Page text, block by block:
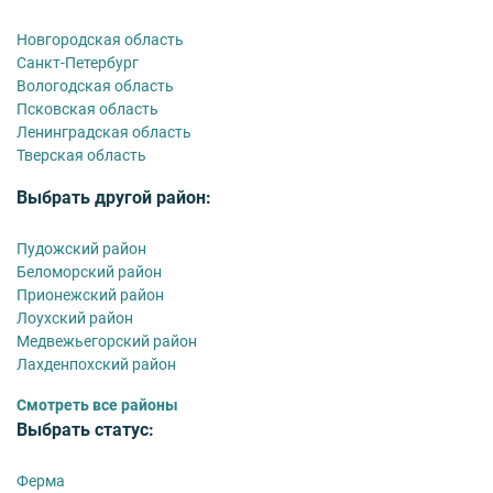
Новгородская область
Санкт-Петербург
Вологодская область
Псковская область
Ленинградская область
Тверская область
Выбрать другой район:
Пудожский район
Беломорский район
Прионежский район
Лоухский район
Медвежьегорский район
Лахденпохский район
Смотреть все районы
Выбрать статус:
Ферма